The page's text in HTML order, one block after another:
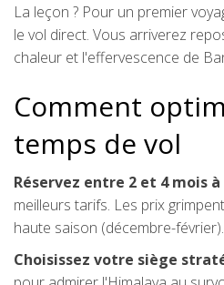
La leçon ? Pour un premier
le vol direct. Vous arriverez
chaleur et l'effervescence de
Comment
temps de vol
Réservez entre 2 et 4 mois
meilleurs tarifs. Les prix
haute saison (décembre-février).
Choisissez votre siège